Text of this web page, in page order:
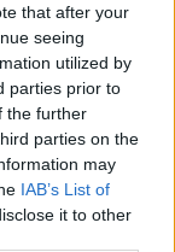
that after your
seeing
utilized by
parties prior to
the further
parties on the
may
IAB’s List of
it to other
Koukol